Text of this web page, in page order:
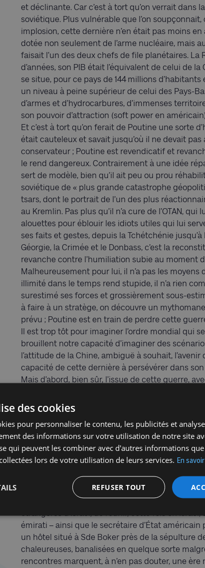
et déclinante. Car c’est à tort qu’on verrait dans
soviétique. Plus vulnérable que l’on
implosion, cette dernière n’en était pas moins
dotée non seulement de l’arme nucléaire, mais
faisait l’un des deux chefs de file planétaires. La
d’années, son PIB était l’équivalent de celui de
se situe, pour ce pays de 144 millions
un niveau à peine supérieur de celui des Pays-
d’armes et d’hydrocarbures, d’immenses
son pouvoir d’attraction (soft power en
Et c’est à tort qu’on ferait de Poutine une sorte
était cauteleux et savait jusqu’où il ne devait
conservateur ; Poutine est revendicatif et
le rend dangereux. Contrairement à une idée
sert de modèle, bien qu’il ait peu ou prou
soviétique de « plus grande catastrophe
tsars, dont le portrait de l’un des plus
au Kremlin. Pas plus qu’il n’a cure de l’OTAN,
alouettes pour éblouir les idiots utiles qui lui
ses faits et gestes, depuis la Tchétchénie jusqu’à
Géorgie, la Crimée et le Donbass, c’est la
revanche contre l’humiliation subie au moment
Malheureusement pour lui, il n’a pas les
illimité dans le temps rend stupide, il n’a rien
surestimé ses forces et grossièrement sous-
à faire à un stratège, on découvre un
prévu ; Poutine est en train de perdre cette
Il est trop tôt pour imaginer l’ordre mondial qui
brouillent notre capacité d’imaginer des
l’attitude de la Chine, ambiguë à souhait,
capacité de cette dernière à persévérer dans
Mais d’abord, bien sûr, l’issue de cette guerre,
que fera Poutine quand, confronté à la
l’alternative sinistre de l’humiliation et de la fuite
Le monde à l’envers. Pendant que la guerre fait
délices de la paix. Le mardi 25 mars, Naftali
l’aéroport Ben Gourion au terme d’un sommet
Mohammed bin Zayed, l’homme fort des
al-Sissi d’Égypte. Le dimanche suivant ce fut le
étrangères d’Israël, de réunir, cette fois en
émirati – ainsi que le secrétaire d’État
un hôtel situé à Sde Boker près de la sépulture
chaleureuses, banalisées en quelque sorte
rencontres marquent, à n’en pas douter, une
des cookies
pour personnaliser le contenu, les publicités et
des informations sur votre utilisation de notre site
qui peuvent les combiner avec d'autres informations
lors de votre utilisation de leurs services. En
REFUSER TOUT